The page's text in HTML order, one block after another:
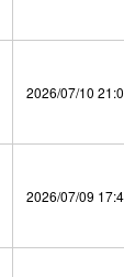
2026/07/10
2026/07/09